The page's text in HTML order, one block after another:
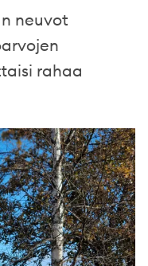
neuvot
rahaa